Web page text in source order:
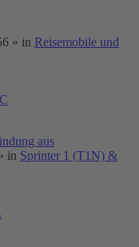
» in Reisemobile und
aus
in Sprinter 1 (T1N) &